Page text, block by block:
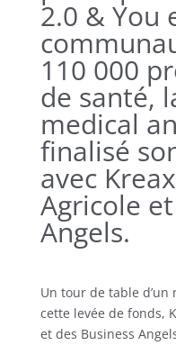
2.0 & You
110 000
de santé,
medical
finalisé
avec
Agricole
Angels.
Un tour de table d’un
cette levée de fonds,
et des Business